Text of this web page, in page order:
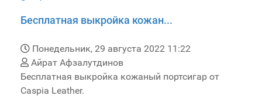
Бесплатная выкройка кожан...
Понедельник, 29 августа 2022 11:22
Айрат Афзалутдинов
Бесплатная выкройка кожаный портсигар от
Caspia Leather.